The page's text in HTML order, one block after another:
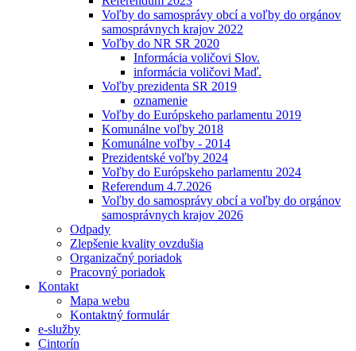
Voľby do samosprávy obcí a voľby do orgánov
samosprávnych krajov 2022
Voľby do NR SR 2020
Informácia voličovi Slov.
informácia voličovi Maď.
Voľby prezidenta SR 2019
oznamenie
Voľby do Európskeho parlamentu 2019
Komunálne voľby 2018
Komunálne voľby - 2014
Prezidentské voľby 2024
Voľby do Európskeho parlamentu 2024
Referendum 4.7.2026
Voľby do samosprávy obcí a voľby do orgánov
samosprávnych krajov 2026
Odpady
Zlepšenie kvality ovzdušia
Organizačný poriadok
Pracovný poriadok
Kontakt
Mapa webu
Kontaktný formulár
e-služby
Cintorín